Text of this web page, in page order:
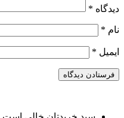
دیدگاه *
نام *
ایمیل *